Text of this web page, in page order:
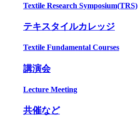
Textile Research Symposium(TRS)
テキスタイルカレッジ
Textile Fundamental Courses
講演会
Lecture Meeting
共催など